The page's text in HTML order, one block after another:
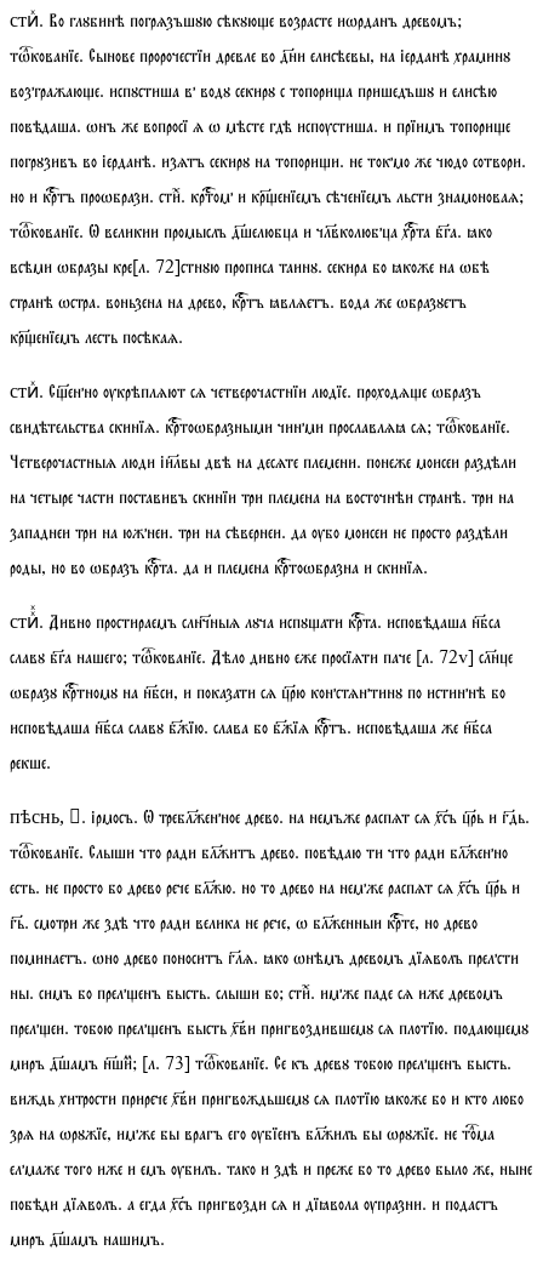
стиⷯ. Во глꙋбинѣ погрѧзъшꙋю сѣкꙋюе возрасте иѡрданъ древомъ;
тѡкованїе. Сынове пророчестїи древле во дни елисѣевы, на іерданѣ храминꙋ
возгражаюе. испꙋстиша в водꙋ секирꙋ с топориа пришедъшꙋ и елисѣю
повѣдаша. ѡнъ же вопросї ѧ ѡ мѣсте гдѣ испѹстиша. и прїимъ топорие
погрꙋзивъ во іерданѣ. изѧтъ секирꙋ на топории. не токмо же чюдо сотвори.
но и кртъ проѡбрази.стиⷯ. кртом и кренїемъ сѣченїемъ льсти знамоноваѧ;
тѡкованїе. Ѡ великии промыслъ дшелюбца и члвколюбца хрта бга. ꙗко
всѣми ѡбразы кре[л.72]стнꙋю прописа таинꙋ. секира бо ꙗкоже на ѡбѣ
странѣ ѡстра. воньзена на древо, кртъ ꙗвлѧетъ. вода же ѡбразꙋетъ
кренїемъ лесть посѣкаѧ.
стиⷯ. С҃енно ѹкрѣплѧют сѧ четверочастнїи людїе. проходѧе ѡбразъ
свидѣтельства скинїѧ. кртоѡбразными чинми прославлѧꙗ сѧ;тѡкованїе.
Четверочастныѧ люди іилвы двѣ на десѧте племени. понеже моисеи раздѣли
на четыре части поставивъ скинїи три племена на восточнѣи странѣ. три на
западнеи три на южнеи. три на сѣвернеи. да ѹбо моисеи не просто раздѣли
роды, но во ѡбразъ крта. да и племена кртоѡбразна и скинїѧ.
стиⷯⷯ. Дивно простираемъ слнч҃ныѧ лꙋча испꙋати крта. исповѣдаша нбса
славꙋ бга нашего;тѡкованїе. Дѣло дивно еже просїѧти паче[л.72v]слнце
ѡбразꙋ кртномꙋ на нбси, и показати сѧ црю констѧнтинꙋ по истиннѣ бо
исповѣдаша нбса славꙋ бжїю. слава бо бжїѧ кртъ. исповѣдаша же нбса
рекше.
пѣснь, . ірмосъ. Ѡ треблженное древо. на немъже распѧт сѧ хсъ црь и гдь.
тѡкованїе. Слыши что ради блжитъ древо. повѣдаю ти что ради блженно
есть. не просто бо древо рече блжю. но то древо на немже распѧт сѧ хсъ црь и
гь. смотри же здѣ что ради велика не рече, ѡ блженныи крте, но древо
поминаетъ. ѡно древо поноситъ глѧ. ꙗко ѡнѣмъ древомъ дїѧволъ прелсти
ны. симъ бо преленъ бысть. слыши бо;стиⷯ. имже паде сѧ иже древомъ
прелеи. тобою преленъ бысть хви пригвоздившемꙋ сѧ плотїю. подаюемꙋ
миръ дшамъ ншиⷨ;[л.73]тѡкованїе. Се къ древꙋ тобою преленъ бысть.
виждь хитрости прирече хви пригвождьшемꙋ сѧ плотїю ꙗкоже бо и кто любо
зрѧ на ѡрꙋжїе, имже бы врагъ его ѹбїенъ блжилъ бы ѡрꙋжїе. не тома
елмаже того иже и емъ ѹбилъ. тако и здѣ и преже бо то древо было же, ныне
побѣди дїѧволъ. а егда хсъ пригвозди сѧ и дїꙗвола ѹпразни. и подастъ
миръ дшамъ нашимъ.